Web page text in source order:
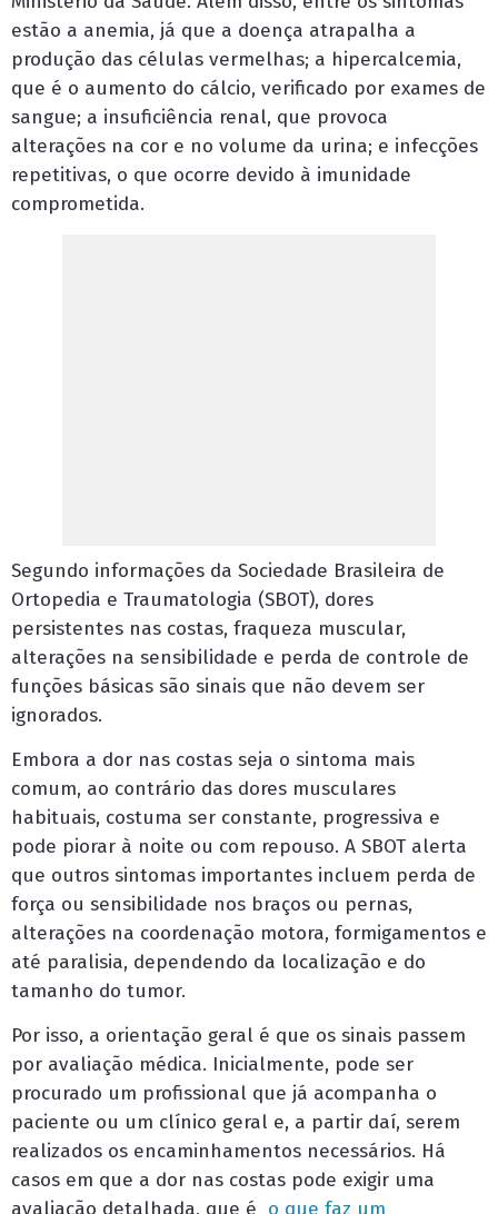
estão a anemia, já que a doença atrapalha a
produção das células vermelhas; a hipercalcemia,
que é o aumento do cálcio, verificado por exames de
sangue; a insuficiência renal, que provoca
alterações na cor e no volume da urina; e infecções
repetitivas, o que ocorre devido à imunidade
comprometida.
Segundo informações da Sociedade Brasileira de
Ortopedia e Traumatologia (SBOT), dores
persistentes nas costas, fraqueza muscular,
alterações na sensibilidade e perda de controle de
funções básicas são sinais que não devem ser
ignorados.
Embora a dor nas costas seja o sintoma mais
comum, ao contrário das dores musculares
habituais, costuma ser constante, progressiva e
pode piorar à noite ou com repouso. A SBOT alerta
que outros sintomas importantes incluem perda de
força ou sensibilidade nos braços ou pernas,
alterações na coordenação motora, formigamentos e
até paralisia, dependendo da localização e do
tamanho do tumor.
Por isso, a orientação geral é que os sinais passem
por avaliação médica. Inicialmente, pode ser
procurado um profissional que já acompanha o
paciente ou um clínico geral e, a partir daí, serem
realizados os encaminhamentos necessários. Há
casos em que a dor nas costas pode exigir uma
avaliação detalhada, que é o que faz um